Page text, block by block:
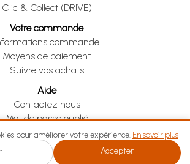
Clic & Collect (DRIVE)
Votre commande
commande
Moyens de paiement
Suivre vos achats
Aide
Contactez nous
Mot de passe oublié
Je me rétracte
Je me rétracte
pour améliorer votre expérience. En savoir plus
Accepter